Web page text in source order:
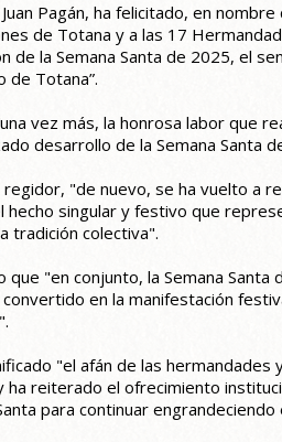
Pagán, ha felicitado, en
de Totana y a las 17
de la Semana Santa de 2025, el
de Totana”.
vez más, la honrosa labor que
desarrollo de la Semana Santa
regidor, "de nuevo, se ha vuelto a
hecho singular y festivo que
tradición colectiva".
que "en conjunto, la Semana
en la manifestación
"el afán de las
ha reiterado el ofrecimiento
para continuar